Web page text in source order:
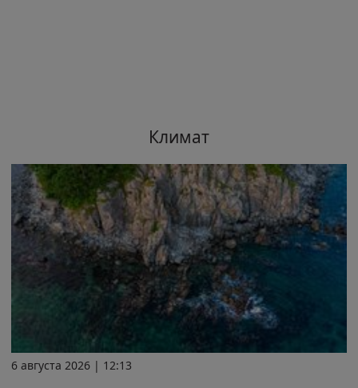
Климат
6 августа 2026 | 12:13